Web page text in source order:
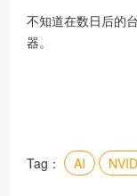
不知道在数日后的
器。
Tag： AI